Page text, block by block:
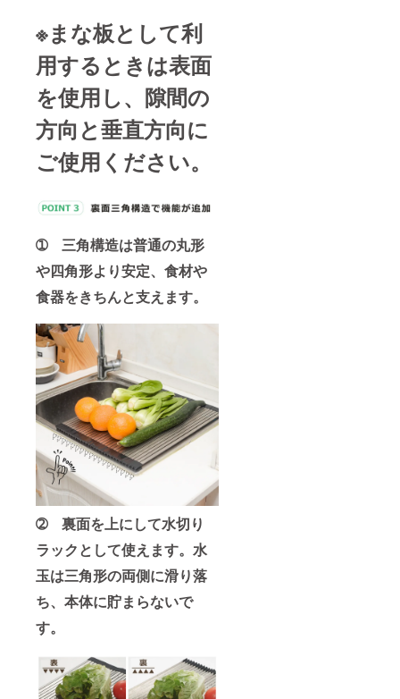
※まな板として利
用するときは表面
を使用し、隙間の
方向と垂直方向に
ご使用ください。
➀ 三角構造は普通の丸形
や四角形より安定、食材や
食器をきちんと支えます。
➁ 裏面を上にして水切り
ラックとして使えます。水
玉は三角形の両側に滑り落
ち、本体に貯まらないで
す。